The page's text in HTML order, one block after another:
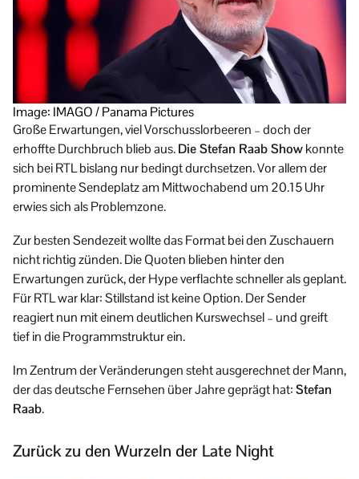
Image: IMAGO / Panama Pictures
Große Erwartungen, viel Vorschusslorbeeren – doch der
erhoffte Durchbruch blieb aus.Die Stefan Raab Showkonnte
sich bei RTL bislang nur bedingt durchsetzen. Vor allem der
prominente Sendeplatz am Mittwochabend um 20.15 Uhr
erwies sich als Problemzone.
Zur besten Sendezeit wollte das Format bei den Zuschauern
nicht richtig zünden. Die Quoten blieben hinter den
Erwartungen zurück, der Hype verflachte schneller als geplant.
Für RTL war klar: Stillstand ist keine Option. Der Sender
reagiert nun mit einem deutlichen Kurswechsel – und greift
tief in die Programmstruktur ein.
Im Zentrum der Veränderungen steht ausgerechnet der Mann,
der das deutsche Fernsehen über Jahre geprägt hat:Stefan
Raab.
Zurück zu den Wurzeln der Late Night